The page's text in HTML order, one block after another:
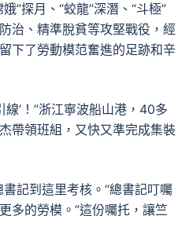
”探月、“蛟龍”深潛、“斗極”
治、精準脫貧等攻堅戰役，經
下了勞動模范奮進的足跡和辛
線’！”浙江寧波船山港，40多
帶領班組，又快又準完成集裝
記到這里考核。“總書記叮囑
多的勞模。”這份囑托，讓竺